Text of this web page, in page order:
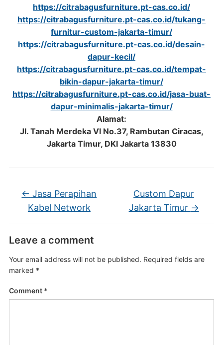
https://citrabagusfurniture.pt-cas.co.id/
https://citrabagusfurniture.pt-cas.co.id/tukang-
furnitur-custom-jakarta-timur/
https://citrabagusfurniture.pt-cas.co.id/desain-
dapur-kecil/
https://citrabagusfurniture.pt-cas.co.id/tempat-
bikin-dapur-jakarta-timur/
https://citrabagusfurniture.pt-cas.co.id/jasa-buat-
dapur-minimalis-jakarta-timur/
Alamat:
Jl. Tanah Merdeka VI No.37, Rambutan Ciracas,
Jakarta Timur, DKI Jakarta 13830
← Jasa Perapihan
Kabel Network
Custom Dapur
Jakarta Timur →
Leave a comment
Your email address will not be published. Required fields are
marked *
Comment *